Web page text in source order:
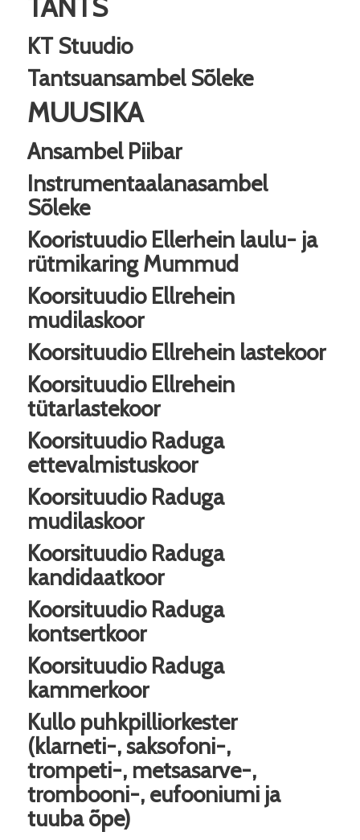
TANTS
KT Stuudio
Tantsuansambel Sõleke
MUUSIKA
Ansambel Piibar
Instrumentaalanasambel
Sõleke
Kooristuudio Ellerhein laulu- ja
rütmikaring Mummud
Koorsituudio Ellrehein
mudilaskoor
Koorsituudio Ellrehein lastekoor
Koorsituudio Ellrehein
tütarlastekoor
Koorsituudio Raduga
ettevalmistuskoor
Koorsituudio Raduga
mudilaskoor
Koorsituudio Raduga
kandidaatkoor
Koorsituudio Raduga
kontsertkoor
Koorsituudio Raduga
kammerkoor
Kullo puhkpilliorkester
(klarneti-, saksofoni-,
trompeti-, metsasarve-,
trombooni-, eufooniumi ja
tuuba õpe)